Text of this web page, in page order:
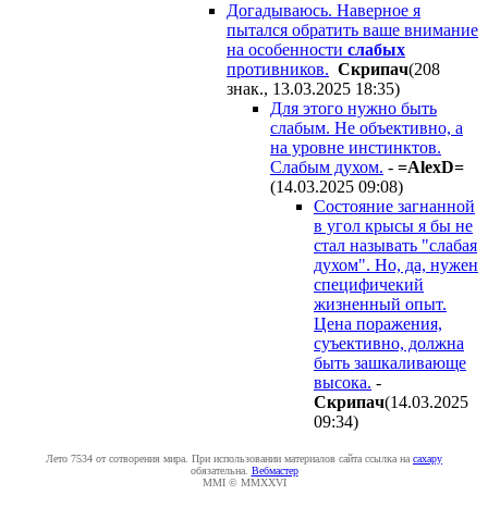
Догадываюсь. Наверное я
пытался обратить ваше внимание
на особенности слабых
противников. Cкpипaч(208
знак., 13.03.2025 18:35)
Для этого нужно быть
слабым. Не объективно, а
на уровне инстинктов.
Слабым духом. - =AlexD=
(14.03.2025 09:08)
Состояние загнанной
в угол крысы я бы не
стал называть "слабая
духом". Но, да, нужен
специфичекий
жизненный опыт.
Цена поражения,
суъективно, должна
быть зашкаливающе
высока. -
Cкpипaч(14.03.2025
09:34)
Лето 7534 от сотворения мира. При использовании материалов сайта ссылка на caxapу
обязательна. Вебмастер
MMI © MMXXVI